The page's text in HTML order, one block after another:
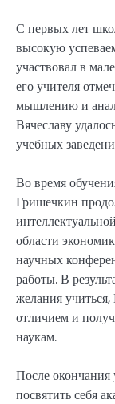
С первых лет
высокую
участвовал в
его учителя
мышлению и
Вячеславу
учебных
Во время
Гришечкин
области
научных
работы. В
желания
отличием и
наукам.
После
посвятить себя